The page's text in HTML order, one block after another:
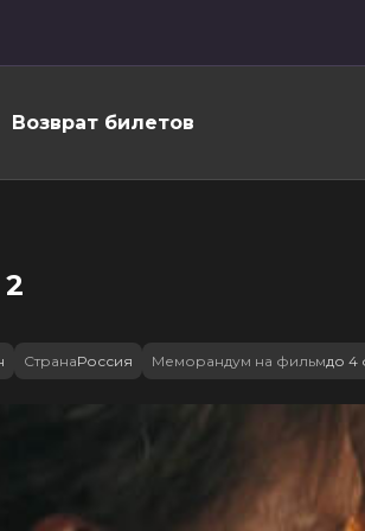
Возврат билетов
СтранаРоссия Меморандум на фильмдо 4